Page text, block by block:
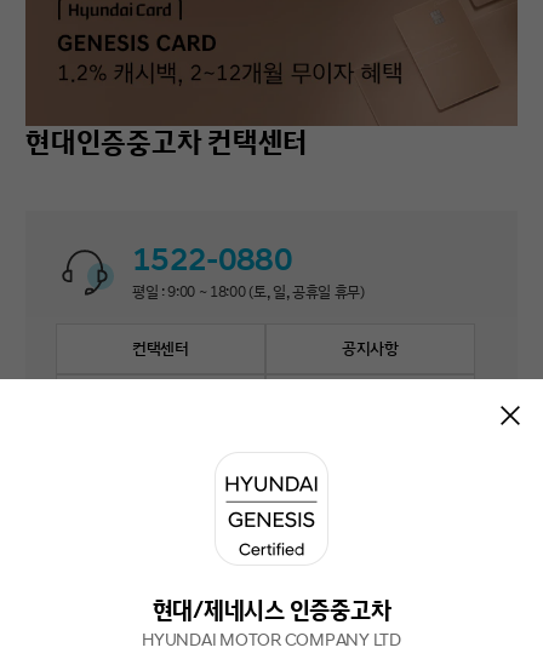
현대인증중고차 컨택센터
1522-0880
평일 : 9:00 ~ 18:00 (토, 일, 공휴일 휴무)
컨택센터 공지사항
현대/제네시스 인증중고차
HYUNDAI MOTOR COMPANY LTD